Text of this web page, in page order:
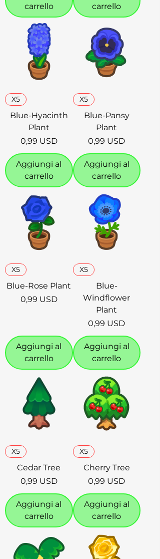
carrello
carrello
X5
Blue-Hyacinth
Plant
Prezzo
0,99 USD
Aggiungi al
carrello
X5
Blue-Pansy
Plant
Prezzo
0,99 USD
Aggiungi al
carrello
X5
Blue-Rose Plant
Prezzo
0,99 USD
Aggiungi al
carrello
X5
Blue-
Windflower
Plant
Prezzo
0,99 USD
Aggiungi al
carrello
X5
Cedar Tree
Prezzo
0,99 USD
Aggiungi al
carrello
X5
Cherry Tree
Prezzo
0,99 USD
Aggiungi al
carrello